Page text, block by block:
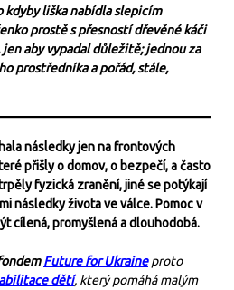
liška nabídla slepicím
prostě s přesností dřevěné káči
aby vypadal důležitě; jednou za
prostředníka a pořád, stále,
následky jen na frontových
přišly o domov, o bezpečí, a často
fyzická zranění, jiné se potýkají
následky života ve válce. Pomoc v
cílená, promyšlená a dlouhodobá.
Future for Ukraineproto
dětí, který pomáhá malým